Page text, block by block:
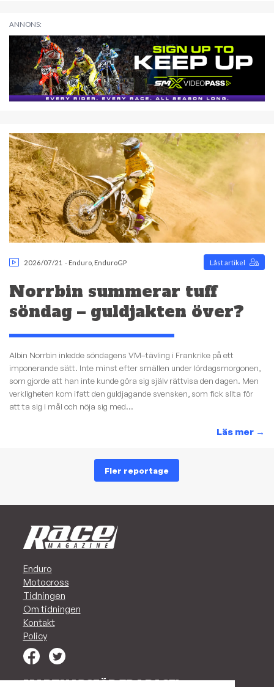
ANNONS:
2026/07/21 - Enduro EnduroGP Låst artikel
Norrbin summerar tuff
söndag – guldjakten över?
Albin Norrbin inledde söndagens VM–tävling i Frankrike på ett
imponerande sätt. Inte minst efter smällen under lördagsmorgonen,
som gjorde att han inte kunde göra sig själv rättvisa den dagen. Men
verkligheten kom ifatt den guldjagande svensken, som fick slita för
att ta sig i mål och nöja sig med...
Läs mer →
Fler reportage
Enduro
Motocross
Tidningen
Om tidningen
Kontakt
Policy
MARKNADSFÖR ER I RACE!